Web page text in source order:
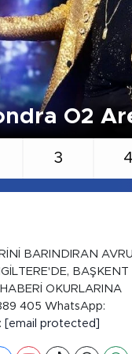
O2
3 4
BARINDIRAN
BAŞKENT
OKURLARINA
405 WhatsApp:
[email protected]